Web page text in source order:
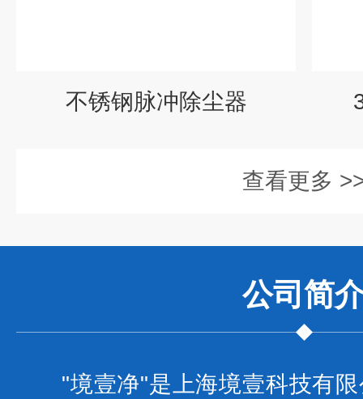
不锈钢脉冲除尘器
查看更多
公司 简
"境壹净"是上海境壹科技有